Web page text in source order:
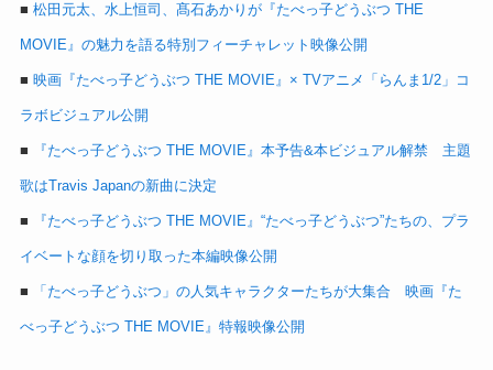
■ 松田元太、水上恒司、髙石あかりが『たべっ子どうぶつ THE
MOVIE』の魅力を語る特別フィーチャレット映像公開
■ 映画『たべっ子どうぶつ THE MOVIE』× TVアニメ「らんま1/2」コ
ラボビジュアル公開
■ 『たべっ子どうぶつ THE MOVIE』本予告&本ビジュアル解禁 主題
歌はTravis Japanの新曲に決定
■ 『たべっ子どうぶつ THE MOVIE』“たべっ子どうぶつ”たちの、プラ
イベートな顔を切り取った本編映像公開
■ 「たべっ子どうぶつ」の人気キャラクターたちが大集合 映画『た
べっ子どうぶつ THE MOVIE』特報映像公開